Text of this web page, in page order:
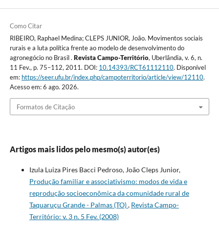
Como Citar
RIBEIRO, Raphael Medina; CLEPS JUNIOR, João. Movimentos sociais
rurais e a luta política frente ao modelo de desenvolvimento do
agronegócio no Brasil . Revista Campo-Território, Uberlândia, v. 6, n.
11 Fev., p. 75–112, 2011. DOI: 10.14393/RCT61112110. Disponível
em: https://seer.ufu.br/index.php/campoterritorio/article/view/12110.
Acesso em: 6 ago. 2026.
Formatos de Citação
Artigos mais lidos pelo mesmo(s) autor(es)
Izula Luiza Pires Bacci Pedroso, João Cleps Junior,
Produção familiar e associativismo: modos de vida e
reprodução socioeconômica da comunidade rural de
Taquaruçu Grande - Palmas (TO), Revista Campo-
Território: v. 3 n. 5 Fev. (2008)